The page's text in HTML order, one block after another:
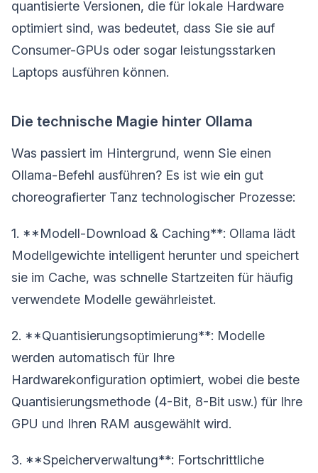
quantisierte Versionen, die für lokale Hardware
optimiert sind, was bedeutet, dass Sie sie auf
Consumer-GPUs oder sogar leistungsstarken
Laptops ausführen können.
Die technische Magie hinter Ollama
Was passiert im Hintergrund, wenn Sie einen
Ollama-Befehl ausführen? Es ist wie ein gut
choreografierter Tanz technologischer Prozesse:
1. **Modell-Download & Caching**: Ollama lädt
Modellgewichte intelligent herunter und speichert
sie im Cache, was schnelle Startzeiten für häufig
verwendete Modelle gewährleistet.
2. **Quantisierungsoptimierung**: Modelle
werden automatisch für Ihre
Hardwarekonfiguration optimiert, wobei die beste
Quantisierungsmethode (4-Bit, 8-Bit usw.) für Ihre
GPU und Ihren RAM ausgewählt wird.
3. **Speicherverwaltung**: Fortschrittliche